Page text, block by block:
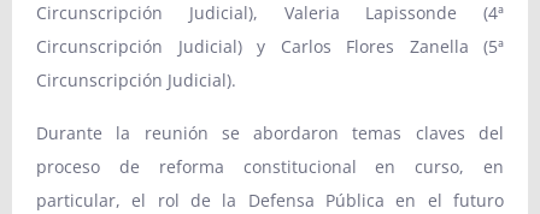
Circunscripción Judicial), Valeria Lapissonde (4ª
Circunscripción Judicial) y Carlos Flores Zanella (5ª
Circunscripción Judicial).
Durante la reunión se abordaron temas claves del
proceso de reforma constitucional en curso, en
particular, el rol de la Defensa Pública en el futuro